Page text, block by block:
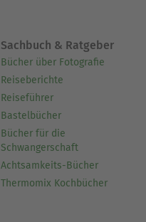
Sachbuch & Ratgeber
Bücher über Fotografie
Reiseberichte
Reiseführer
Bastelbücher
Bücher für die
Schwangerschaft
Achtsamkeits-Bücher
Thermomix Kochbücher